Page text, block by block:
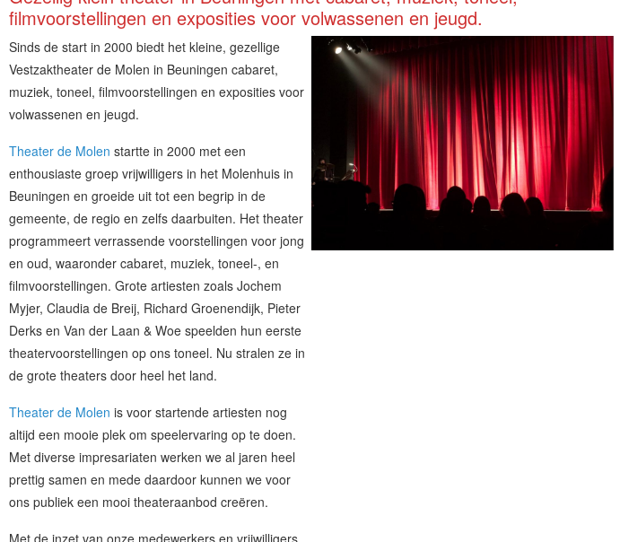
filmvoorstellingen en exposities voor volwassenen en jeugd.
Sinds de start in 2000 biedt het kleine, gezellige
Vestzaktheater de Molen in Beuningen cabaret,
muziek, toneel, filmvoorstellingen en exposities voor
volwassenen en jeugd.
Theater de Molen startte in 2000 met een
enthousiaste groep vrijwilligers in het Molenhuis in
Beuningen en groeide uit tot een begrip in de
gemeente, de regio en zelfs daarbuiten. Het theater
programmeert verrassende voorstellingen voor jong
en oud, waaronder cabaret, muziek, toneel-, en
filmvoorstellingen. Grote artiesten zoals Jochem
Myjer, Claudia de Breij, Richard Groenendijk, Pieter
Derks en Van der Laan & Woe speelden hun eerste
theatervoorstellingen op ons toneel. Nu stralen ze in
de grote theaters door heel het land.
Theater de Molen is voor startende artiesten nog
altijd een mooie plek om speelervaring op te doen.
Met diverse impresariaten werken we al jaren heel
prettig samen en mede daardoor kunnen we voor
ons publiek een mooi theateraanbod creëren.
Met de inzet van onze medewerkers en vrijwilligers